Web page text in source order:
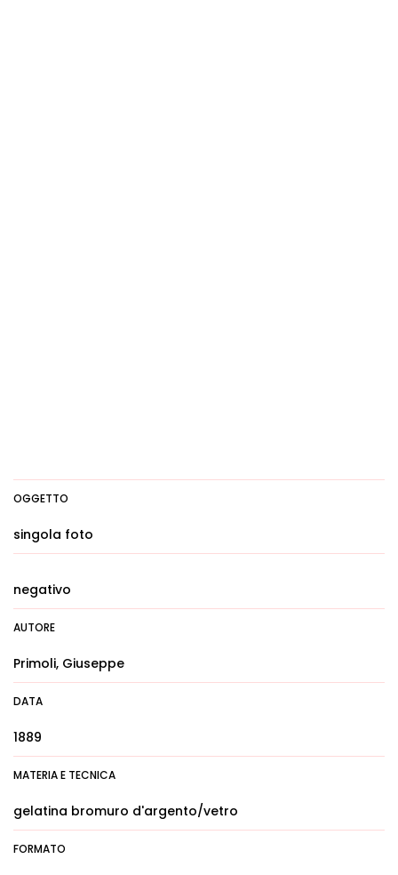
OGGETTO
singola foto
negativo
AUTORE
Primoli, Giuseppe
DATA
1889
MATERIA E TECNICA
gelatina bromuro d'argento/vetro
FORMATO